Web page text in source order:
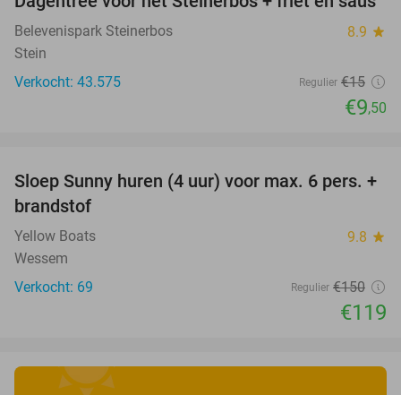
37%
Belevenispark Steinerbos 8.9 star
Stein
Verkocht: 43.575
Regulier €15
€9,50
21%
Sloep Sunny huren (4 uur) voor max. 6 pers. +
brandstof
Yellow Boats 9.8 star
Wessem
Verkocht: 69
Regulier €150
€119